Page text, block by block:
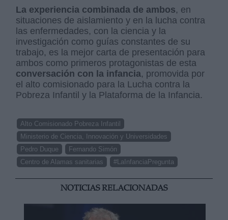
La experiencia combinada de ambos, en
situaciones de aislamiento y en la lucha contra
las enfermedades, con la ciencia y la
investigación como guías constantes de su
trabajo, es la mejor carta de presentación para
ambos como primeros protagonistas de esta
conversación con la infancia, promovida por
el alto comisionado para la Lucha contra la
Pobreza Infantil y la Plataforma de la Infancia.
Alto Comisionado Pobreza Infantil
Ministerio de Ciencia, Innovación y Universidades
Pedro Duque
Fernando Simón
Centro de Alamas sanitarias
#LaInfanciaPregunta
NOTICIAS RELACIONADAS